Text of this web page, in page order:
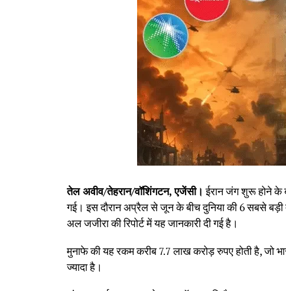
तेल अवीव/तेहरान/वॉशिंगटन, एजेंसी। ईरान जंग शुरू होने के
गई। इस दौरान अप्रैल से जून के बीच दुनिया की 6 सबसे बड़ी
अल जजीरा की रिपोर्ट में यह जानकारी दी गई है।
मुनाफे की यह रकम करीब 7.7 लाख करोड़ रुपए होती है, जो
ज्यादा है।